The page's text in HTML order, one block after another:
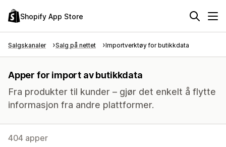
Shopify App Store
Salgskanaler Salg på nettet Importverktøy for butikkdata
Apper for import av butikkdata
Fra produkter til kunder – gjør det enkelt å flytte
informasjon fra andre plattformer.
404 apper